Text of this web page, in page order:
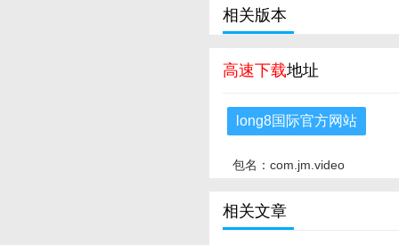
综合出一个逻辑严密、表达
晰的答案，彻底告别“搜到是
圾”的问题。！
相关版本
高速下载地址
long8国际官方网站
包名：com.jm.video
相关文章